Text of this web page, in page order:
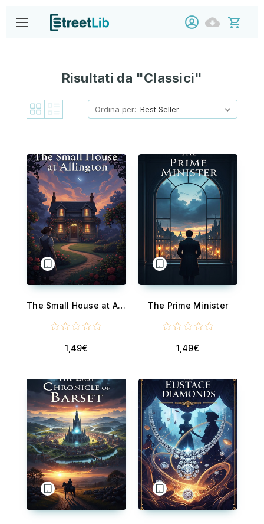
Risultati da "Classici"
Ordina per:
The Small House at Allington
1,49€
The Prime Minister
1,49€